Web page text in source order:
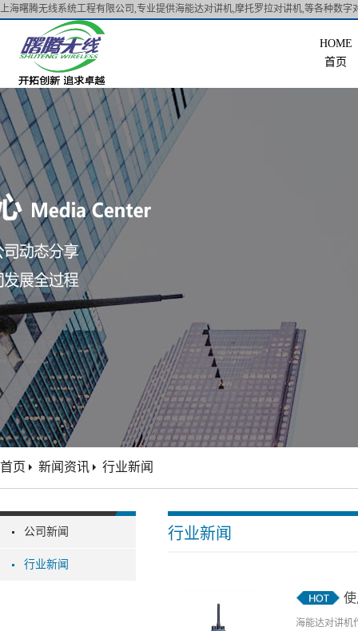
上海曙腾无线系统工程有限公司,专业提供海能达对讲机,摩托罗拉对讲机,等各种数字
首页
公司新闻
行业新闻
首页 新闻资讯 行业新闻
行业新闻
海能达对讲机